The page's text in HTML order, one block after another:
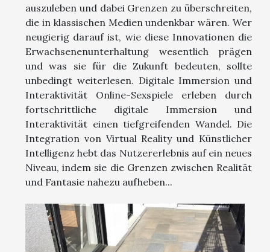
auszuleben und dabei Grenzen zu überschreiten,
die in klassischen Medien undenkbar wären. Wer
neugierig darauf ist, wie diese Innovationen die
Erwachsenenunterhaltung wesentlich prägen
und was sie für die Zukunft bedeuten, sollte
unbedingt weiterlesen. Digitale Immersion und
Interaktivität Online-Sexspiele erleben durch
fortschrittliche digitale Immersion und
Interaktivität einen tiefgreifenden Wandel. Die
Integration von Virtual Reality und Künstlicher
Intelligenz hebt das Nutzererlebnis auf ein neues
Niveau, indem sie die Grenzen zwischen Realität
und Fantasie nahezu aufheben...